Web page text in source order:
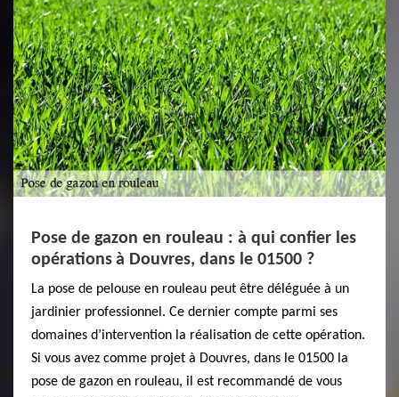
Pose de gazon en rouleau : à qui confier les
opérations à Douvres, dans le 01500 ?
La pose de pelouse en rouleau peut être déléguée à un
jardinier professionnel. Ce dernier compte parmi ses
domaines d’intervention la réalisation de cette opération.
Si vous avez comme projet à Douvres, dans le 01500 la
pose de gazon en rouleau, il est recommandé de vous